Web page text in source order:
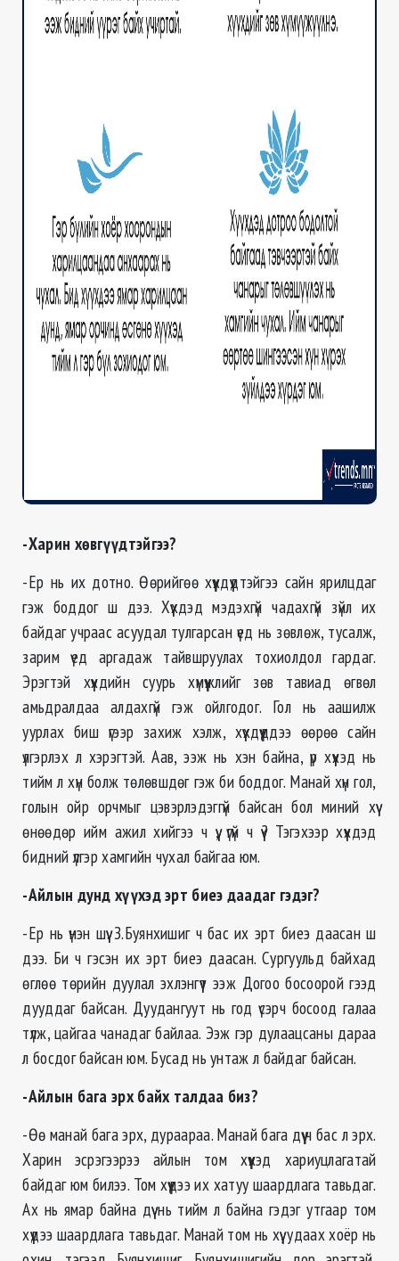
-Харин хөвгүүдтэйгээ?
-Ер нь их дотно. Өөрийгөө хүүхдүүдтэйгээ сайн ярилцдаг
гэж боддог ш дээ. Хүүхдэд мэдэхгүй чадахгүй зүйл их
байдаг учраас асуудал тулгарсан үед нь зөвлөж, тусалж,
зарим үед аргадаж тайвшруулах тохиолдол гардаг.
Эрэгтэй хүүхдийн суурь хүмүүжлийг зөв тавиад өгвөл
амьдралдаа алдахгүй гэж ойлгодог. Гол нь аашилж
уурлах биш үгээр захиж хэлж, хүүхдүүддээ өөрөө сайн
үлгэрлэх л хэрэгтэй. Аав, ээж нь хэн байна, үр хүүхэд нь
тийм л хүн болж төлөвшдөг гэж би боддог. Манай хүн гол,
голын ойр орчмыг цэвэрлэдэггүй байсан бол миний хүү
өнөөдөр ийм ажил хийгээ ч үү, үгүй ч үү? Тэгэхээр хүүхдэд
бидний үлгэр хамгийн чухал байгаа юм.
-Айлын дунд хүүхэд эрт биеэ даадаг гэдэг?
-Ер нь үнэн шүү. З.Буянхишиг ч бас их эрт биеэ даасан ш
дээ. Би ч гэсэн их эрт биеэ даасан. Сургуульд байхад
өглөө төрийн дуулал эхлэнгүүт ээж Догоо босоорой гээд
дууддаг байсан. Дуудангуут нь год үсэрч босоод галаа
түлж, цайгаа чанадаг байлаа. Ээж гэр дулаацсаны дараа
л босдог байсан юм. Бусад нь унтаж л байдаг байсан.
-Айлын бага эрх байх талдаа биз?
-Өө манай бага эрх, дураараа. Манай бага дүү ч бас л эрх.
Харин эсрэгээрээ айлын том хүүхэд хариуцлагатай
байдаг юм билээ. Том хүүдээ их хатуу шаардлага тавьдаг.
Ах нь ямар байна дүү нь тийм л байна гэдэг утгаар том
хүүдээ шаардлага тавьдаг. Манай том нь хүү, удаах хоёр нь